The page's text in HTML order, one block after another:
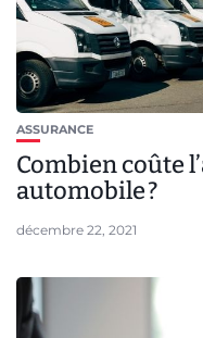
ASSURANCE
Combien coûte
automobile ?
décembre 22, 2021